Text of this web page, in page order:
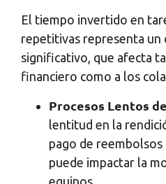
El tiempo invertido en
repetitivas representa un
significativo, que afecta
financiero como a los
Procesos Lentos
lentitud en la
pago de
puede impactar la